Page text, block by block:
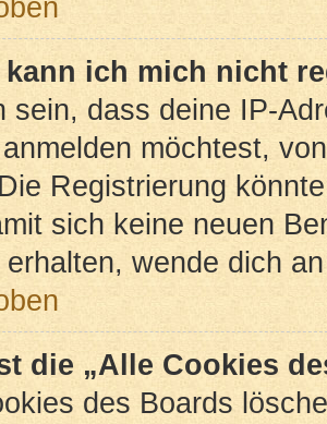
kann ich mich nicht
sein, dass deine IP-
möchtest,
Registrierung
sich keine neuen
wende dich
die „Alle Cookies
des Boards